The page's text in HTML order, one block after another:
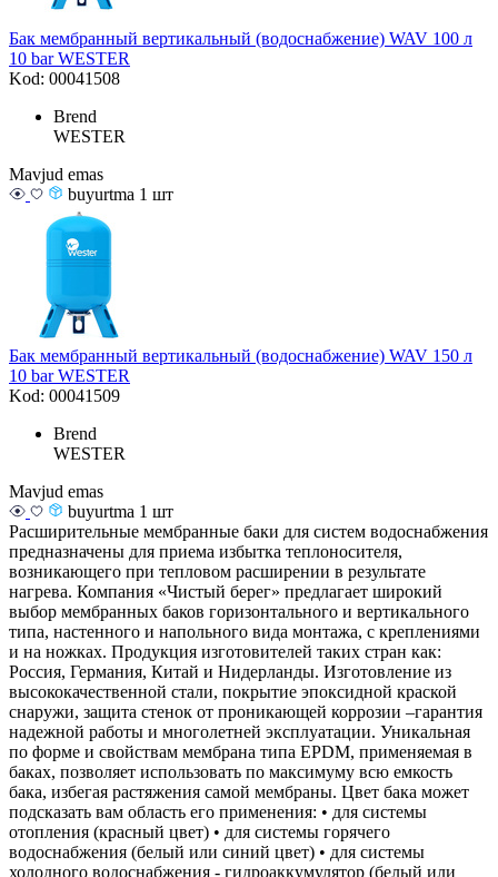
Бак мембранный вертикальный (водоснабжение) WAV 100 л
10 bar WESTER
Kod: 00041508
Brend
WESTER
Mavjud emas
buyurtma 1 шт
Бак мембранный вертикальный (водоснабжение) WAV 150 л
10 bar WESTER
Kod: 00041509
Brend
WESTER
Mavjud emas
buyurtma 1 шт
Расширительные мембранные баки для систем водоснабжения
предназначены для приема избытка теплоносителя,
возникающего при тепловом расширении в результате
нагрева. Компания «Чистый берег» предлагает широкий
выбор мембранных баков горизонтального и вертикального
типа, настенного и напольного вида монтажа, с креплениями
и на ножках. Продукция изготовителей таких стран как:
Россия, Германия, Китай и Нидерланды. Изготовление из
высококачественной стали, покрытие эпоксидной краской
снаружи, защита стенок от проникающей коррозии –гарантия
надежной работы и многолетней эксплуатации. Уникальная
по форме и свойствам мембрана типа EPDM, применяемая в
баках, позволяет использовать по максимуму всю емкость
бака, избегая растяжения самой мембраны. Цвет бака может
подсказать вам область его применения: • для системы
отопления (красный цвет) • для системы горячего
водоснабжения (белый или синий цвет) • для системы
холодного водоснабжения - гидроаккумулятор (белый или